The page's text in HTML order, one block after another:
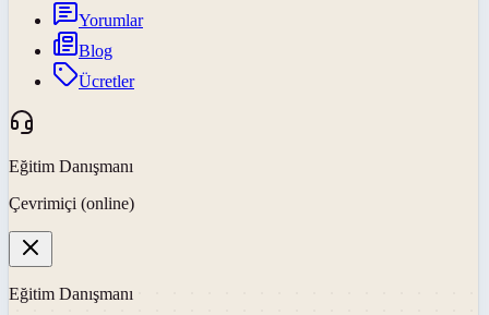
Yorumlar
Blog
Ücretler
Eğitim Danışmanı
Çevrimiçi (online)
Eğitim Danışmanı